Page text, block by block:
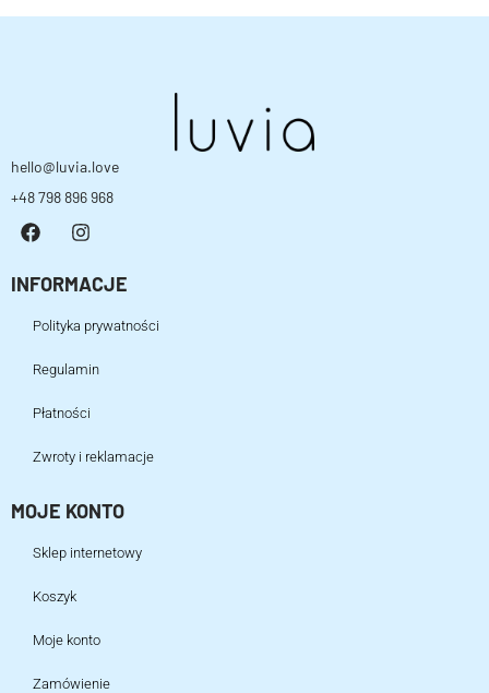
hello@luvia.love
+48 798 896 968
INFORMACJE
Polityka prywatności
Regulamin
Płatności
Zwroty i reklamacje
MOJE KONTO
Sklep internetowy
Koszyk
Moje konto
Zamówienie